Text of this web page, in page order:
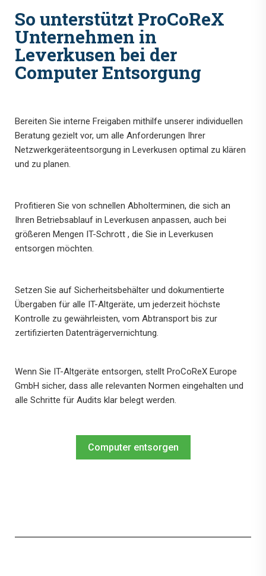
So unterstützt ProCoReX
Unternehmen in
Leverkusen bei der
Computer Entsorgung
Bereiten Sie interne Freigaben mithilfe unserer individuellen
Beratung gezielt vor, um alle Anforderungen Ihrer
Netzwerkgeräteentsorgung in Leverkusen optimal zu klären
und zu planen.
Profitieren Sie von schnellen Abholterminen, die sich an
Ihren Betriebsablauf in Leverkusen anpassen, auch bei
größeren Mengen IT-Schrott , die Sie in Leverkusen
entsorgen möchten.
Setzen Sie auf Sicherheitsbehälter und dokumentierte
Übergaben für alle IT-Altgeräte, um jederzeit höchste
Kontrolle zu gewährleisten, vom Abtransport bis zur
zertifizierten Datenträgervernichtung.
Wenn Sie IT-Altgeräte entsorgen, stellt ProCoReX Europe
GmbH sicher, dass alle relevanten Normen eingehalten und
alle Schritte für Audits klar belegt werden.
Computer entsorgen